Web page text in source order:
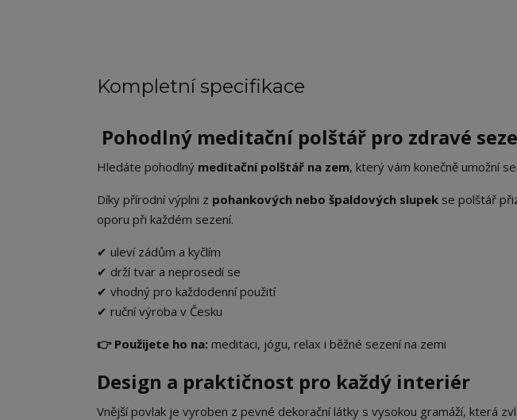
Kompletní specifikace
Pohodlný meditační polštář pro zdravé
Hledáte pohodlný meditační polštář na zem, který vám konečně umožní
Díky přírodní výplni z pohankových nebo špaldových slupek se polštář
oporu při každém sezení.
✔ uleví zádům a kyčlím
✔ drží tvar a neprosedí se
✔ vhodný pro každodenní použití
✔ ruční výroba v Česku
👉 Použijete ho na: meditaci, jógu, relax i běžné sezení na zemi
Design a praktičnost pro každý interiér
Vnější povlak je vyroben z pevné dekorační látky s vysokou gramáží, která